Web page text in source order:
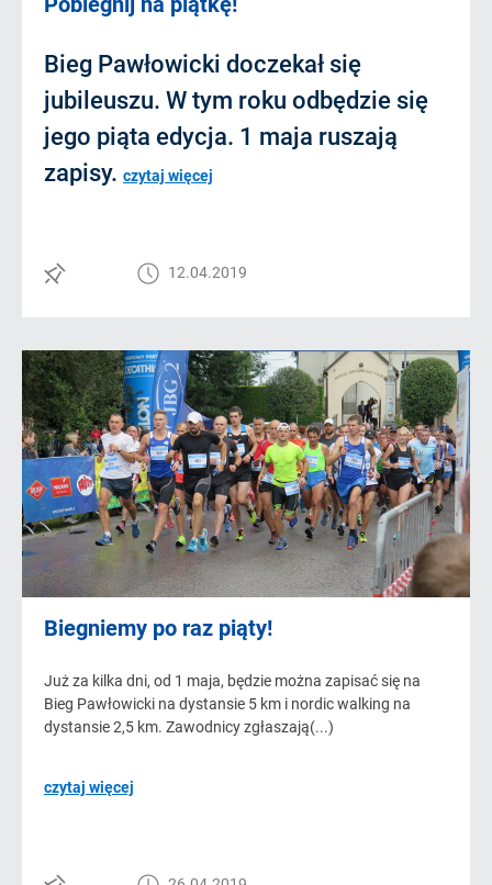
Bieg Pawłowicki doczekał się
jubileuszu. W tym roku odbędzie się
jego piąta edycja. 1 maja ruszają
zapisy. czytaj więcej
12.04.2019
Biegniemy po raz piąty!
Już za kilka dni, od 1 maja, będzie można zapisać się na
Bieg Pawłowicki na dystansie 5 km i nordic walking na
dystansie 2,5 km. Zawodnicy zgłaszają(...)
czytaj więcej